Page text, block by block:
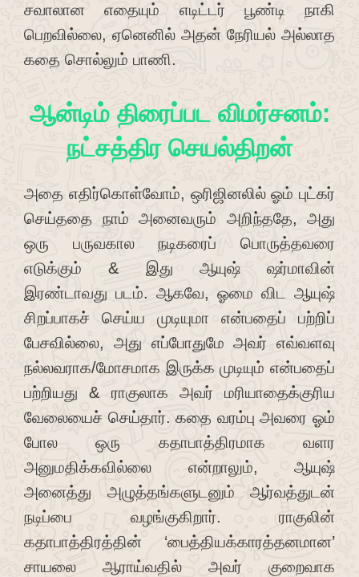
சவாலான எதையும் எடிட்டர் பூண்டி நாகி
பெறவில்லை, ஏனெனில் அதன் நேரியல் அல்லாத
கதை சொல்லும் பாணி.
ஆன்டிம் திரைப்பட விமர்சனம்:
நட்சத்திர செயல்திறன்
அதை எதிர்கொள்வோம், ஒரிஜினலில் ஓம் புட்கர்
செய்ததை நாம் அனைவரும் அறிந்ததே, அது
ஒரு பருவகால நடிகரைப் பொருத்தவரை
எடுக்கும் & இது ஆயுஷ் ஷர்மாவின்
இரண்டாவது படம். ஆகவே, ஓமை விட ஆயுஷ்
சிறப்பாகச் செய்ய முடியுமா என்பதைப் பற்றிப்
பேசவில்லை, அது எப்போதுமே அவர் எவ்வளவு
நல்லவராக/மோசமாக இருக்க முடியும் என்பதைப்
பற்றியது & ராகுலாக அவர் மரியாதைக்குரிய
வேலையைச் செய்தார். கதை வரம்பு அவரை ஓம்
போல ஒரு கதாபாத்திரமாக வளர
அனுமதிக்கவில்லை என்றாலும், ஆயுஷ்
அனைத்து அழுத்தங்களுடனும் ஆர்வத்துடன்
நடிப்பை வழங்குகிறார். ராகுலின்
கதாபாத்திரத்தின் ‘பைத்தியக்காரத்தனமான’
சாயலை ஆராய்வதில் அவர் குறைவாக